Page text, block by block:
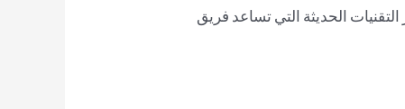
الحديثة التي تساعد فريق